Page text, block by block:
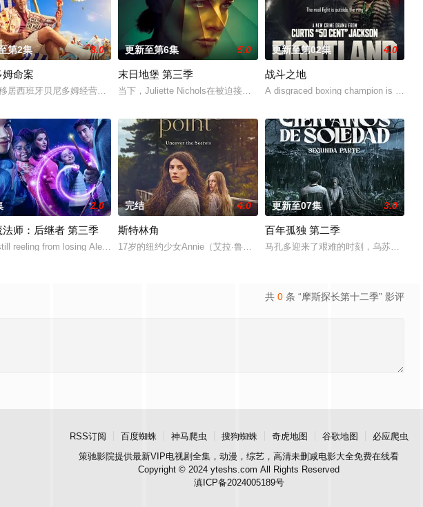
影和电视史上最受欢迎且意义重大的题材之一，私家
第2集 8.0
姆命案
居西班牙贝尼多姆经营酒吧的英国前刑警，原以为能过上平静生活。然而，当地接连发生
更新至第6集 5.0
末日地堡 第三季
当下，Juliette Nichols在被迫接受“净化”后幸存下来，但记忆却已丧失，而
更新至第02集 4.0
战斗之地
A disgraced boxing champion is
过住灿烂生活，直至一位神秘转校生出现。与
2.0
法师：后继者 第三季
reeling from losing Alex at t
完结 4.0
斯特林角
17岁的纽约少女Annie（艾拉·鲁宾 饰）和双胞胎哥哥由养父抚养长大。她无
更新至07集 3.0
百年孤独 第二季
马孔多迎来了艰难的时刻，乌苏拉·伊
共 0 条 “摩斯探长第十二季” 影评
RSS订阅 百度蜘蛛 神马爬虫 搜狗蜘蛛 奇虎地图 谷歌地图
必应爬虫
策驰影院提供最新VIP电视剧全集，动漫，综艺，高清未删减电影大全免费在线看
Copyright © 2024 yteshs.com All Rights Reserved
滇ICP备2024005189号